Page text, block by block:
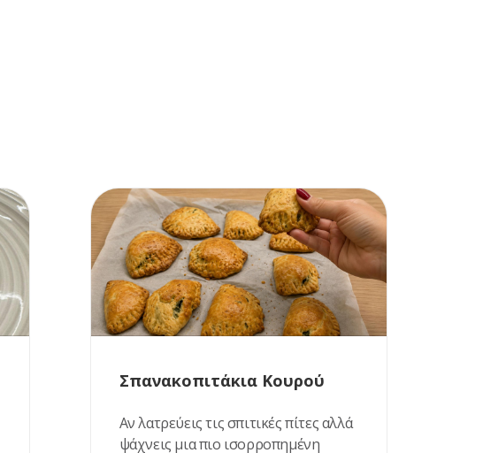
Σπανακοπιτάκια Κουρού
Αν λατρεύεις τις σπιτικές πίτες αλλά
ψάχνεις μια πιο ισορροπημένη